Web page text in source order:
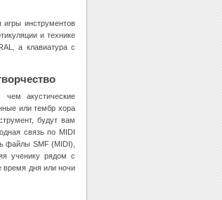
инструментов
и технике
а клавиатура с
акустические
или тембр хора
будут вам
связь по MIDI
файлы SMF (MIDI),
ученику рядом с
время дня или ночи